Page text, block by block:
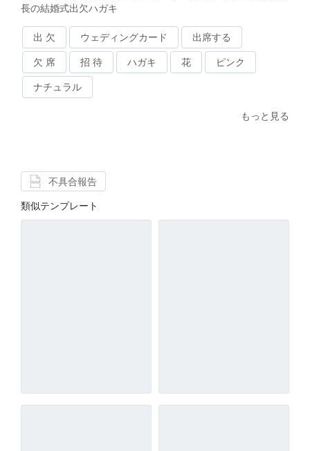
長の結婚式出欠ハガキ
出 欠 ウェディングカード 出席する
欠 席 招 待 ハガキ 花 ピンク
ナチュラル
もっと見る
不具合報告
類似テンプレート